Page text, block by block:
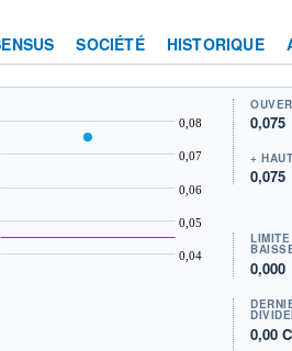
SOCIÉTÉ HISTORIQUE
0,04
0,05
0,06
0,07
0,08 0,075
+ HAUT
0,075
0,000
0,00